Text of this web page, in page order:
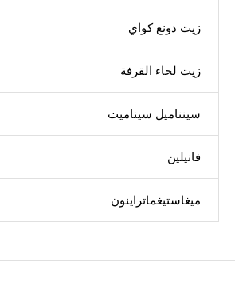
زيت دونغ كواي
زيت لحاء القرفة
سينناميل سيناميت
فانيلين
ميغاستيغماتراينون